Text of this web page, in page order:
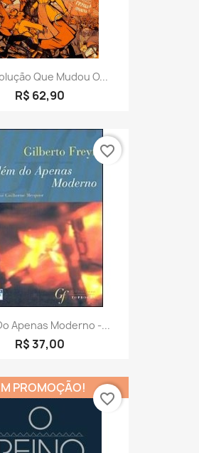
Que Mudou O...
R$ 62,90
Apenas Moderno -...
R$ 37,00
favorite_border
PROMOÇÃO!
favorite_border